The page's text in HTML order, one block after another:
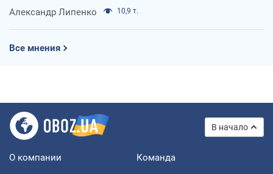
Александр Липенко 10,9 т.
Все мнения
В начало
О компании Команда